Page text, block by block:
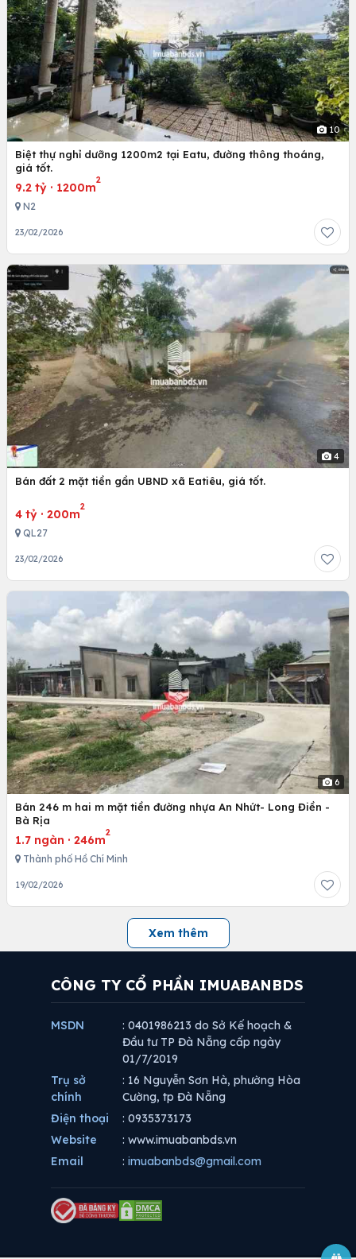
10
Biệt thự nghỉ dưỡng 1200m2 tại Eatu, đường thông thoáng,
giá tốt.
9.2 tỷ · 1200m
2
N2
23/02/2026
4
Bán đất 2 mặt tiền gần UBND xã Eatiêu, giá tốt.
4 tỷ · 200m
2
QL27
23/02/2026
6
Bán 246 m hai m mặt tiền đường nhựa An Nhứt- Long Điền -
Bà Rịa
1.7 ngàn · 246m
2
Thành phố Hồ Chí Minh
19/02/2026
Xem thêm
CÔNG TY CỔ PHẦN IMUABANBDS
MSDN
: 0401986213 do Sở Kế hoạch &
Đầu tư TP Đà Nẵng cấp ngày
01/7/2019
Trụ sở
chính
: 16 Nguyễn Sơn Hà, phường Hòa
Cường, tp Đà Nẵng
Điện thoại
: 0935373173
Website
: www.imuabanbds.vn
Email
: imuabanbds@gmail.com